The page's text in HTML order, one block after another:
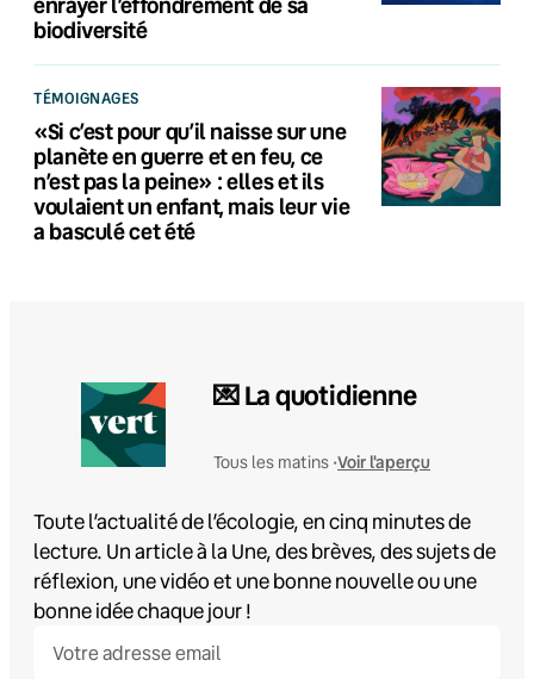
biodiversité
TÉMOIGNAGES
«Si c’est pour qu’il naisse sur une
planète en guerre et en feu, ce
n’est pas la peine» : elles et ils
voulaient un enfant, mais leur vie
a basculé cet été
💌 La quotidienne
Tous les matins •Voir l'aperçu
Toute l’actualité de l’écologie, en cinq minutes de
lecture. Un article à la Une, des brèves, des sujets de
réflexion, une vidéo et une bonne nouvelle ou une
bonne idée chaque jour !